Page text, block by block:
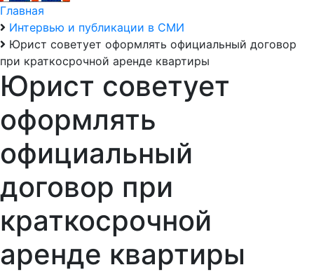
Главная
Интервью и публикации в СМИ
Юрист советует оформлять официальный договор
при краткосрочной аренде квартиры
Юрист советует
оформлять
официальный
договор при
краткосрочной
аренде квартиры